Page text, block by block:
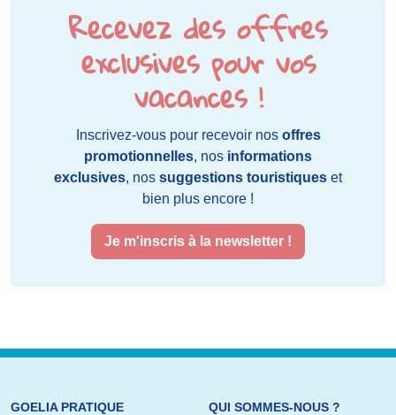
Recevez des offres
exclusives pour vos
vacances !
Inscrivez-vous pour recevoir nos offres
promotionnelles, nos informations
exclusives, nos suggestions touristiques et
bien plus encore !
Je m'inscris à la newsletter !
GOELIA PRATIQUE QUI SOMMES-NOUS ?